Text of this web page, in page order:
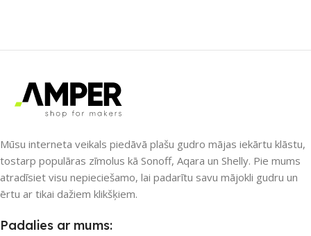
Nē
UZREIZ PIEEJAMAIS
SKAITS
Nē
UZREIZ PIEEJAMAIS
Mūsu interneta veikals piedāvā plašu gudro mājas iekārtu klāstu,
tostarp populāras zīmolus kā Sonoff, Aqara un Shelly. Pie mums
atradīsiet visu nepieciešamo, lai padarītu savu mājokli gudru un
ērtu ar tikai dažiem klikšķiem.
Padalies ar mums: